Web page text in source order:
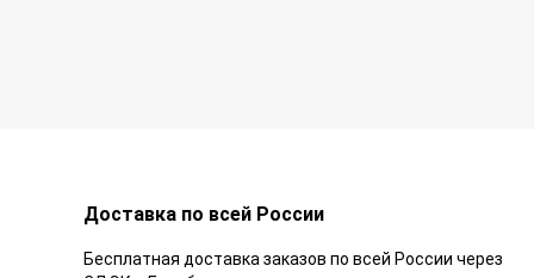
Доставка по всей России
Бесплатная доставка заказов по всей России через